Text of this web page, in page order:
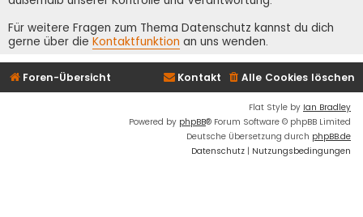
Für weitere Fragen zum Thema Datenschutz kannst du dich
gerne über die Kontaktfunktion an uns wenden.
Foren-Übersicht Alle Cookies löschen
Kontakt
Flat Style by Ian Bradley
Powered by phpBB® Forum Software © phpBB Limited
Deutsche Übersetzung durch phpBB.de
Datenschutz | Nutzungsbedingungen